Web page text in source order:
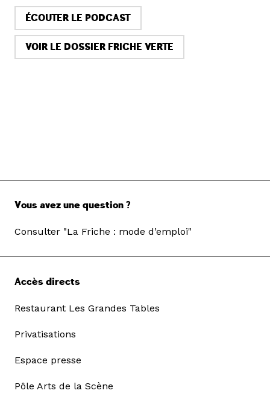
ÉCOUTER LE PODCAST
VOIR LE DOSSIER FRICHE VERTE
Vous avez une question ?
Consulter "La Friche : mode d’emploi"
Accès directs
Restaurant Les Grandes Tables
Privatisations
Espace presse
Pôle Arts de la Scène